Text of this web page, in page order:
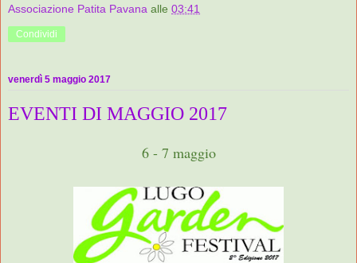
Associazione Patita Pavana alle 03:41
Condividi
venerdì 5 maggio 2017
EVENTI DI MAGGIO 2017
6 - 7 maggio